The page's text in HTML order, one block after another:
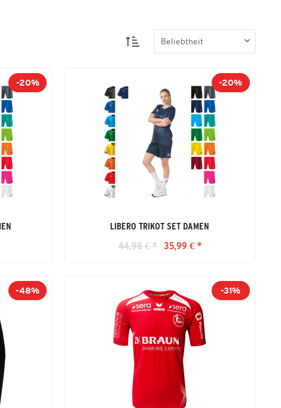
-20% -20%
LIBERO TRIKOT SET DAMEN
44,98 € *
35,99 € *
-48% -31%